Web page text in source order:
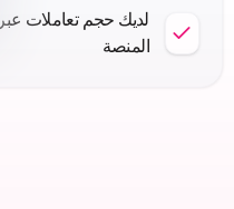
لديك حجم تعاملات عبر
المنصة